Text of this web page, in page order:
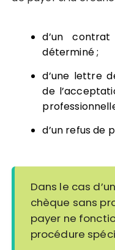
d’un
déterminé ;
d’une lettre
de
d’un refus de
Dans le cas
chèque sans
payer ne
procédure